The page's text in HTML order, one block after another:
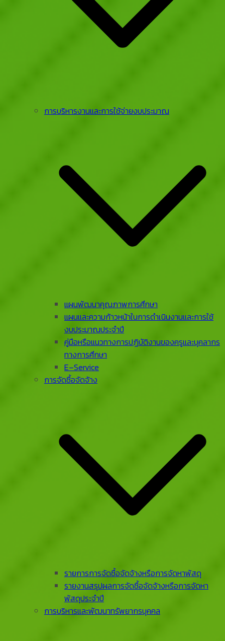
การบริหารงานและการใช้จ่ายงบประมาณ
แผนพัฒนาคุณภาพการศึกษา
แผนและความก้าวหน้าในการดําเนินงานและการใช้
งบประมาณประจําปี
คู่มือหรือแนวทางการปฏิบัติงานของครูและบุคลากร
ทางการศึกษา
E–Service
การจัดซื้อจัดจ้าง
รายการการจัดซื้อจัดจ้างหรือการจัดหาพัสดุ
รายงานสรุปผลการจัดซื้อจัดจ้างหรือการจัดหา
พัสดุประจําปี
การบริหารและพัฒนาทรัพยากรบุคคล